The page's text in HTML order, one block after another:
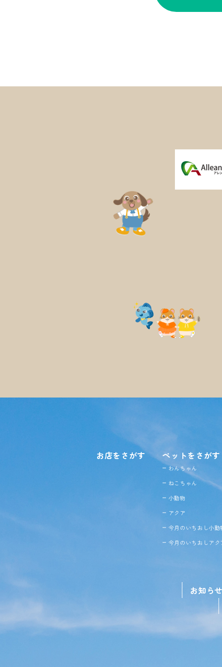
お店をさがす ペットをさがす
わんちゃん
ねこちゃん
小動物
アクア
今月のいちおし小動
今月のいちおしアク
お知ら